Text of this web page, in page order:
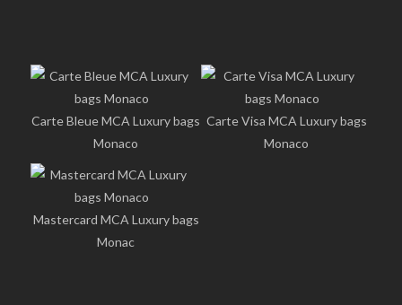
Carte Bleue MCA Luxury bags
Monaco
Carte Visa MCA Luxury bags
Monaco
Mastercard MCA Luxury bags
Monac